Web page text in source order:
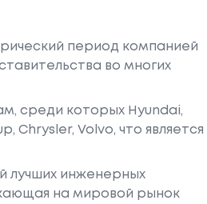
период компанией
во многих
среди которых Hyundai,
Chrysler, Volvo, что является
лучших инженерных
на мировой рынок